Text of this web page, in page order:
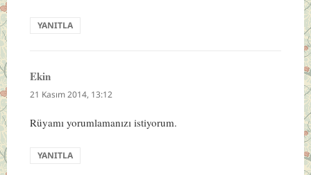
YANITLA
Ekindedi
ki:
21 Kasım 2014, 13:12
Rüyamı yorumlamanızı istiyorum.
YANITLA